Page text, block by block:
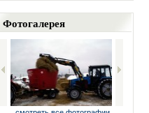
Фотогалерея